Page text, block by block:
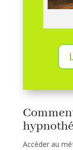
Accéder au